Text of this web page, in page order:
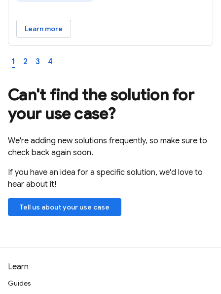
Learn more
1 2 3 4
Can't find the solution for
your use case?
We're adding new solutions frequently, so make sure to
check back again soon.
If you have an idea for a specific solution, we'd love to
hear about it!
Tell us about your use case
Learn
Guides